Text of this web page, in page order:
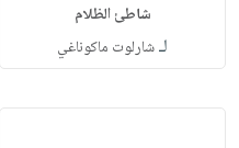
شاطئ الظلام
لـشارلوت ماكوناغي